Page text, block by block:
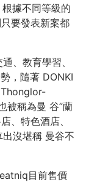
據不同等級的
要發表新案都
、教育學習、
，隨著 DONKI
Thonglor-
被稱為曼 谷”蘭
、特色酒店、
沒堪稱 曼谷不
目前售價